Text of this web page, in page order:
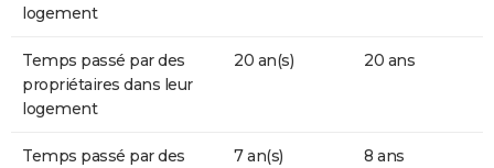
logement
Temps passé par des
propriétaires dans leur
logement
20 an(s) 20 ans
Temps passé par des
7 an(s) 8 ans